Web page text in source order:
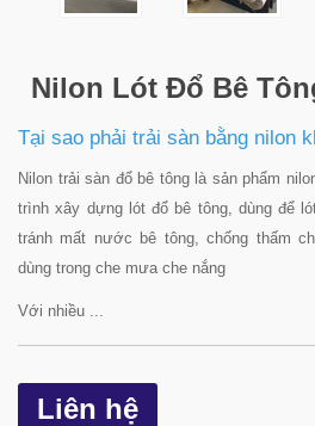
Nilon Lót Đổ Bê
Tại sao phải trải sàn bằng nilon
Nilon trải sàn đổ bê tông là sản phẩm
trình xây dựng lót đổ bê tông, dùng để
tránh mất nước bê tông, chống thấm
dùng trong che mưa che nắng
Với nhiều ...
Liên hệ